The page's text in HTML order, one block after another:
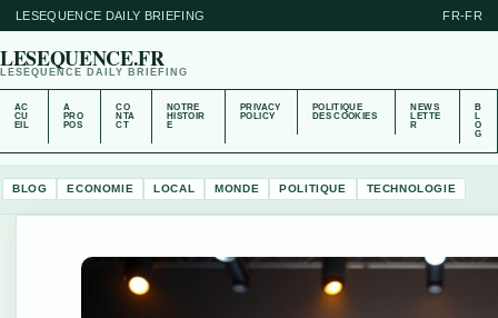
LESEQUENCE DAILY BRIEFING FR-FR
LESEQUENCE.FR
LESEQUENCE DAILY BRIEFING
AC
CU
EIL
A
PRO
POS
CO
NTA
CT
NOTRE
HISTOIR
E
PRIVACY
POLICY
POLITIQUE
DES COOKIES
NEWS
LETTE
R
B
L
O
G
BLOG ECONOMIE LOCAL MONDE POLITIQUE TECHNOLOGIE